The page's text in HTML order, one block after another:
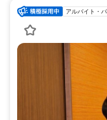
アルバイト・